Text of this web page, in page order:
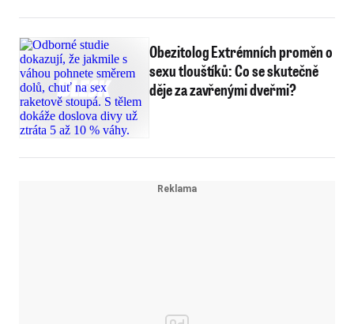
Obezitolog Extrémních proměn o
sexu tlouštíků: Co se skutečně
děje za zavřenými dveřmi?